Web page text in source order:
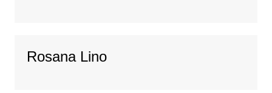
Rosana Lino